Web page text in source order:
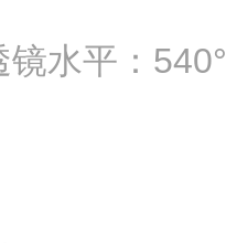
水平：540°